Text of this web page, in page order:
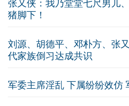
张又侠：我乃堂堂七尺男儿
猪脚下！
刘源、胡德平、邓朴方、张
代家族倒习达成共识
军委主席淫乱 下属纷纷效仿